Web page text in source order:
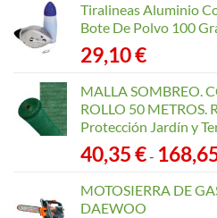
Tiralineas Aluminio
Bote De Polvo 100
29,10€
MALLA SOMBREO.
ROLLO 50 METROS.
Protección Jardín y
40,35€-
MOTOSIERRA DE
DAEWOO